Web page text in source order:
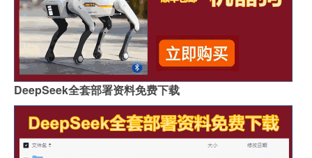
DeepSeek全套部署资料免费下载